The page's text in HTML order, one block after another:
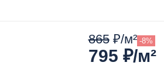
865₽/м² -8%
795 ₽/м²